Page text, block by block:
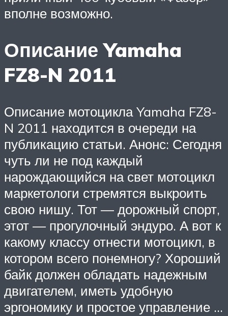
вполне возможно.
Описание Yamaha
FZ8-N 2011
Описание мотоцикла Yamaha FZ8-
N 2011 находится в очереди на
публикацию статьи. Анонс: Сегодня
чуть ли не под каждый
нарождающийся на свет мотоцикл
маркетологи стремятся выкроить
свою нишу. Тот — дорожный спорт,
этот — прогулочный эндуро. А вот к
какому классу отнести мотоцикл, в
котором всего понемногу? Хороший
байк должен обладать надежным
двигателем, иметь удобную
эргономику и простое управление …